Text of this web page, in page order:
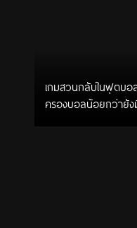
เกมสวนกลับในฟุตบอ
ครองบอลน้อยกว่ายัง